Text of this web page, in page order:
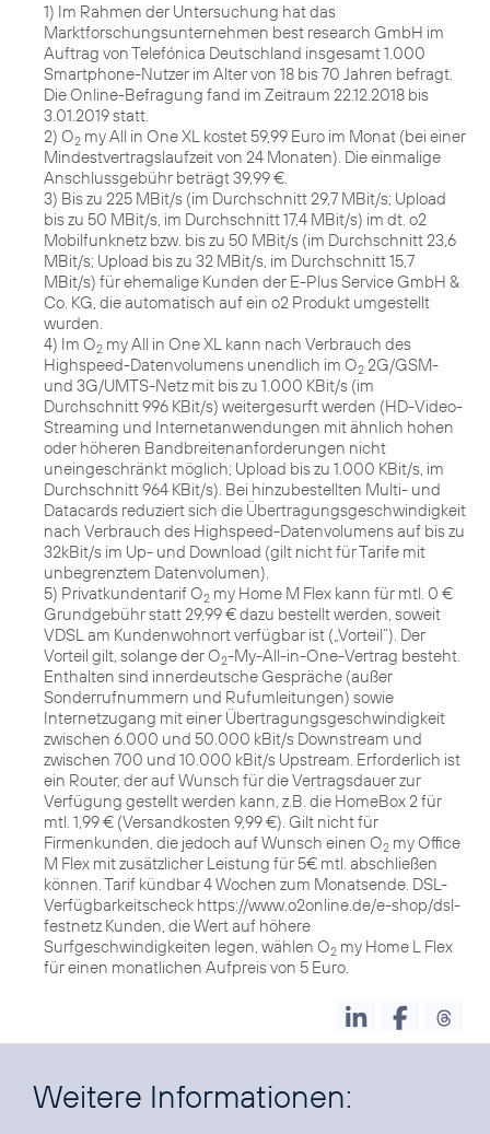
1) Im Rahmen der Untersuchung hat das
Marktforschungsunternehmen best research GmbH im
Auftrag von Telefónica Deutschland insgesamt 1.000
Smartphone-Nutzer im Alter von 18 bis 70 Jahren befragt.
Die Online-Befragung fand im Zeitraum 22.12.2018 bis
3.01.2019 statt.
2) O2 my All in One XL kostet 59,99 Euro im Monat (bei einer
Mindestvertragslaufzeit von 24 Monaten). Die einmalige
Anschlussgebühr beträgt 39,99 €.
3) Bis zu 225 MBit/s (im Durchschnitt 29,7 MBit/s; Upload
bis zu 50 MBit/s, im Durchschnitt 17,4 MBit/s) im dt. o2
Mobilfunknetz bzw. bis zu 50 MBit/s (im Durchschnitt 23,6
MBit/s; Upload bis zu 32 MBit/s, im Durchschnitt 15,7
MBit/s) für ehemalige Kunden der E-Plus Service GmbH &
Co. KG, die automatisch auf ein o2 Produkt umgestellt
wurden.
4) Im O2 my All in One XL kann nach Verbrauch des
Highspeed-Datenvolumens unendlich im O2 2G/GSM-
und 3G/UMTS-Netz mit bis zu 1.000 KBit/s (im
Durchschnitt 996 KBit/s) weitergesurft werden (HD-Video-
Streaming und Internetanwendungen mit ähnlich hohen
oder höheren Bandbreitenanforderungen nicht
uneingeschränkt möglich; Upload bis zu 1.000 KBit/s, im
Durchschnitt 964 KBit/s). Bei hinzubestellten Multi- und
Datacards reduziert sich die Übertragungsgeschwindigkeit
nach Verbrauch des Highspeed-Datenvolumens auf bis zu
32kBit/s im Up- und Download (gilt nicht für Tarife mit
unbegrenztem Datenvolumen).
5) Privatkundentarif O2 my Home M Flex kann für mtl. 0 €
Grundgebühr statt 29,99 € dazu bestellt werden, soweit
VDSL am Kundenwohnort verfügbar ist („Vorteil“). Der
Vorteil gilt, solange der O2-My-All-in-One-Vertrag besteht.
Enthalten sind innerdeutsche Gespräche (außer
Sonderrufnummern und Rufumleitungen) sowie
Internetzugang mit einer Übertragungsgeschwindigkeit
zwischen 6.000 und 50.000 kBit/s Downstream und
zwischen 700 und 10.000 kBit/s Upstream. Erforderlich ist
ein Router, der auf Wunsch für die Vertragsdauer zur
Verfügung gestellt werden kann, z.B. die HomeBox 2 für
mtl. 1,99 € (Versandkosten 9,99 €). Gilt nicht für
Firmenkunden, die jedoch auf Wunsch einen O2 my Office
M Flex mit zusätzlicher Leistung für 5€ mtl. abschließen
können. Tarif kündbar 4 Wochen zum Monatsende. DSL-
Verfügbarkeitscheck https://www.o2online.de/e-shop/dsl-
festnetz Kunden, die Wert auf höhere
Surfgeschwindigkeiten legen, wählen O2 my Home L Flex
für einen monatlichen Aufpreis von 5 Euro.
Weitere Informationen: